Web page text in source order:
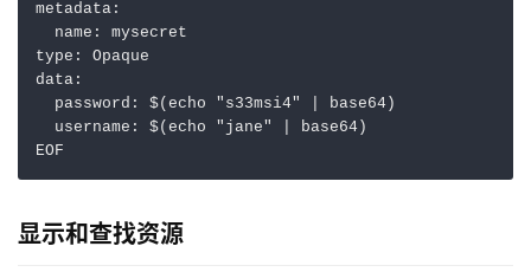
metadata :
name :
mysecret
type :
Opaque
data :
password :
$(echo "s33msi4" | base64)
username :
$(echo "jane" | base64)
EOF
显示和查找资源